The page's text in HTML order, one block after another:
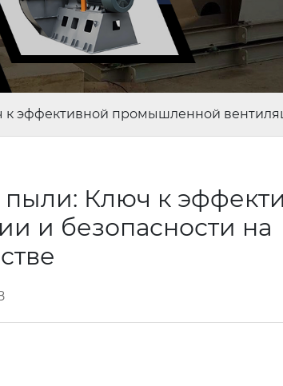
эффективной промышленной
Ключ к
и безопасности на